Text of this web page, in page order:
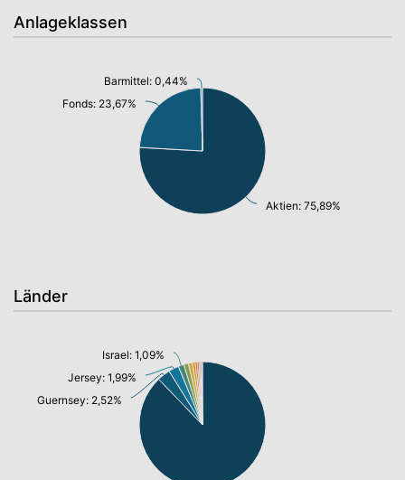
Anlageklassen
Aktien: 75,89%
Fonds: 23,67%
Barmittel: 0,44%
Länder
Guernsey: 2,52%
Jersey: 1,99%
Israel: 1,09%